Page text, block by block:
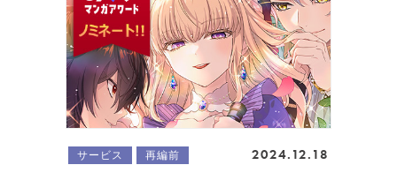
サービス 再編前 2024.12.18